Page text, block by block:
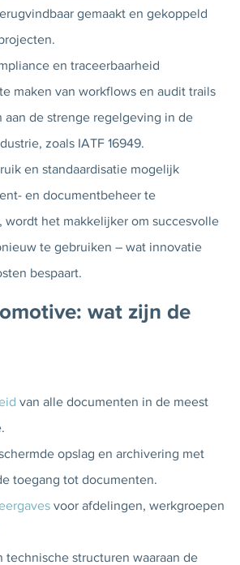
gemaakt en gekoppeld
en traceerbaarheid
maken van workflows en audit trails
aan de strenge regelgeving in de
zoals IATF 16949.
en standaardisatie mogelijk
en documentbeheer te
wordt het makkelijker om succesvolle
te gebruiken – wat innovatie
bespaart.
wat zijn de
van alle documenten in de meest
opslag en archivering met
toegang tot documenten.
voor afdelingen, werkgroepen
technische structuren waaraan de